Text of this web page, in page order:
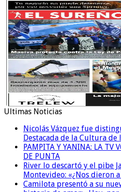
Ultimas Noticias
Nicolás Vázquez fue
Destacada de la Cultura
PAMPITA Y YANINA: LA TV
DE PUNTA
River lo descartó y el pibe
Montevideo: «¿Nos dieron a
Camilota presentó a su